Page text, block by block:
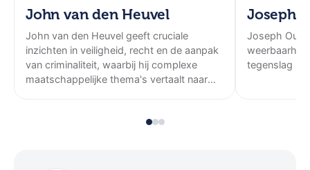
de meest extreme omstandigheden de keuze om
door te gaan bepalend is voor de toekomst. Daarmee
inspireert ze niet alleen vanuit haar persoonlijke
geschiedenis, maar biedt ze ook herkenbare
handvatten voor individuen en organisaties die met
John van den Heuvel
John van den Heuvel geeft cruciale
inzichten in veiligheid, recht en de aanpak
van criminaliteit, waarbij hij complexe
maatschappelijke thema's vertaalt naar
Joseph
Joseph
tegenslag